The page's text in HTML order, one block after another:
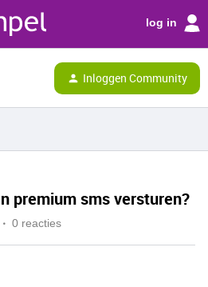
log in
Inloggen Community
premium sms versturen?
0 reacties